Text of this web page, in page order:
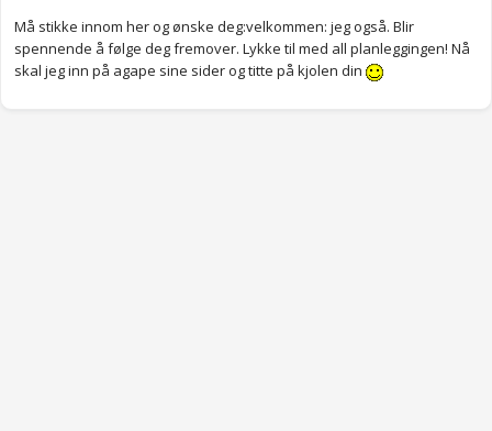
Må stikke innom her og ønske deg:velkommen: jeg også. Blir
spennende å følge deg fremover. Lykke til med all planleggingen! Nå
skal jeg inn på agape sine sider og titte på kjolen din